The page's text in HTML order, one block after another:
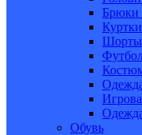
Брюки
Шорты
Обувь